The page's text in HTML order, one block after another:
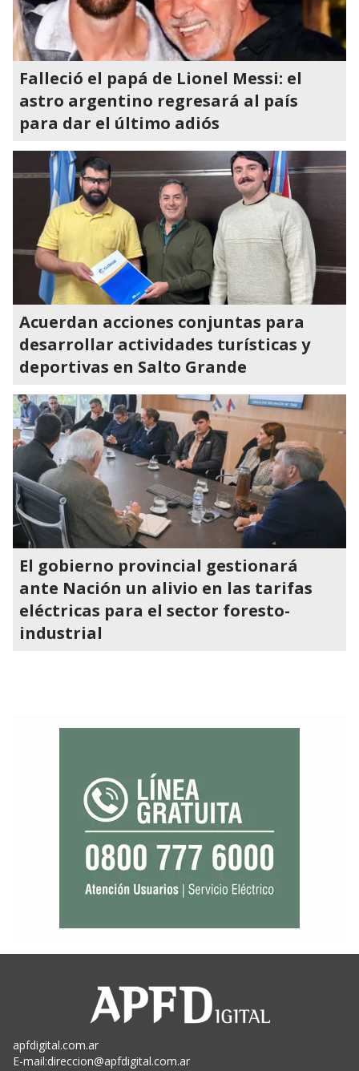
Falleció el papá de Lionel Messi: el
astro argentino regresará al país
para dar el último adiós
Acuerdan acciones conjuntas para
desarrollar actividades turísticas y
deportivas en Salto Grande
El gobierno provincial gestionará
ante Nación un alivio en las tarifas
eléctricas para el sector foresto-
industrial
apfdigital.com.ar
E-mail:direccion@apfdigital.com.ar